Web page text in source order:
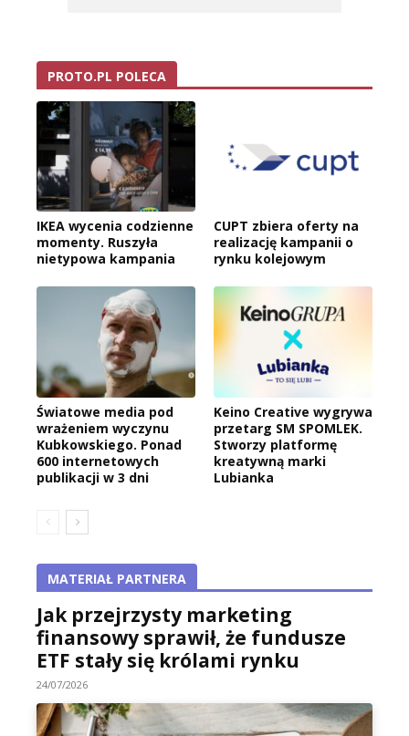
PROTO.PL POLECA
IKEA wycenia codzienne
momenty. Ruszyła
nietypowa kampania
CUPT zbiera oferty na
realizację kampanii o
rynku kolejowym
Światowe media pod
wrażeniem wyczynu
Kubkowskiego. Ponad
600 internetowych
publikacji w 3 dni
Keino Creative wygrywa
przetarg SM SPOMLEK.
Stworzy platformę
kreatywną marki
Lubianka
MATERIAŁ PARTNERA
Jak przejrzysty marketing
finansowy sprawił, że fundusze
ETF stały się królami rynku
24/07/2026